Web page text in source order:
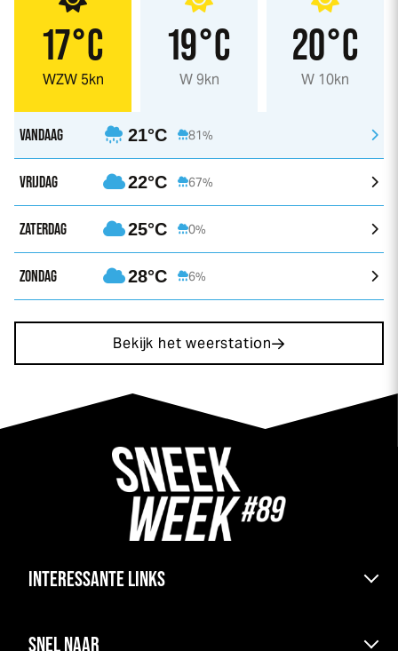
17°C
WZW 5kn
19°C
W 9kn
20°C
W 10kn
VANDAAG 21°C 81%
VRIJDAG 22°C 67%
ZATERDAG 25°C 0%
ZONDAG 28°C 6%
Bekijk het weerstation
INTERESSANTE LINKS
SNEL NAAR